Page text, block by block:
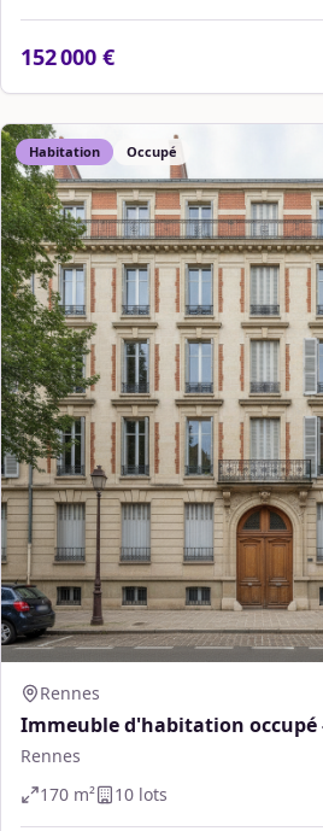
152 000 €
Habitation Occupé
Rennes
Immeuble d'habitation occupé -
Rennes
170 m² 10 lots